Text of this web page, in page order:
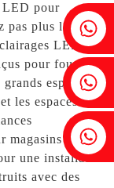
LED pour
pas plus loin que
LED
pour fournir
espaces
les espaces de
magasins à
une installation
avec des